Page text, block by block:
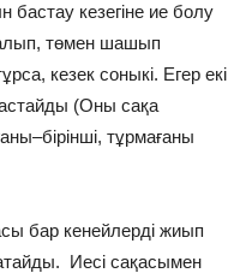
бастау кезегіне ие болу
төмен шашып
кезек соныкі. Егер екі
(Оны сақа
тұрмағаны
бар кенейлерді жиып
Иесі сақасымен